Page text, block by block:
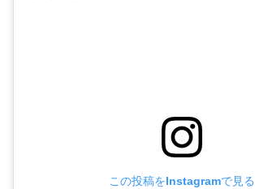
この投稿をInstagramで見る